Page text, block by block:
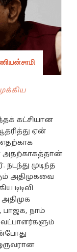
கட்சியான
ஏன்
அதற்காகத்தான்
முடிந்த
அதிமுகவை
டிடிவி
பாஜக, நாம்